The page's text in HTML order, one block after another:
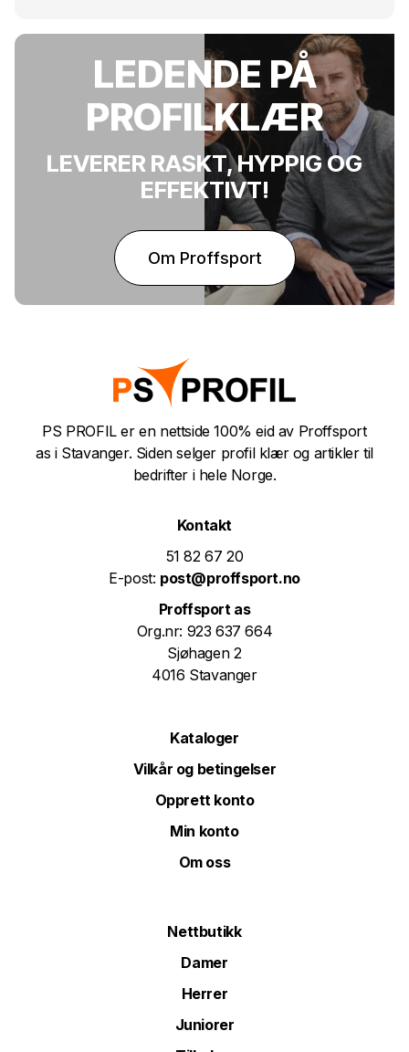
LEDENDE PÅ
PROFILKLÆR
LEVERER RASKT, HYPPIG OG
EFFEKTIVT!
Om Proffsport
PS PROFIL er en nettside 100% eid av Proffsport
as i Stavanger. Siden selger profil klær og artikler til
bedrifter i hele Norge.
Kontakt
51 82 67 20
E-post: post@proffsport.no
Proffsport as
Org.nr: 923 637 664
Sjøhagen 2
4016 Stavanger
Kataloger
Vilkår og betingelser
Opprett konto
Min konto
Om oss
Nettbutikk
Damer
Herrer
Juniorer